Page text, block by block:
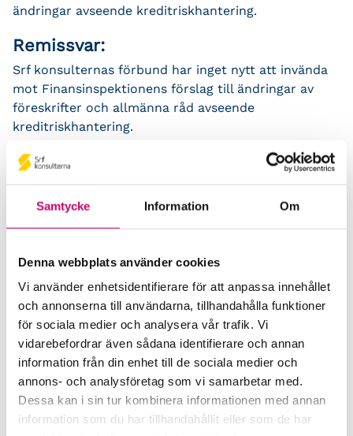
Samtycke Information Om
Denna webbplats använder cookies
Vi använder enhetsidentifierare för att anpassa innehållet
och annonserna till användarna, tillhandahålla funktioner
för sociala medier och analysera vår trafik. Vi
vidarebefordrar även sådana identifierare och annan
information från din enhet till de sociala medier och
annons- och analysföretag som vi samarbetar med.
Dessa kan i sin tur kombinera informationen med annan
information som du har tillhandahållit eller som de har
ändringar avseende kreditriskhantering.
Remissvar:
Srf konsulternas förbund har inget nytt att invända
mot Finansinspektionens förslag till ändringar av
föreskrifter och allmänna råd avseende
kreditriskhantering.
Branschen i siffror
Framtidsutsikter i redovisningsbranschen
Prenumerera på våra nyhetsbrev
Pressrum
Påverkansarbete